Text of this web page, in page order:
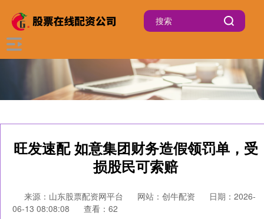
旺发速配 如意集团财务造假领罚单，受
损股民可索赔
来源：山东股票配资网平台 网站：创牛配资
日期：2026-
06-13 08:08:08
查看：62